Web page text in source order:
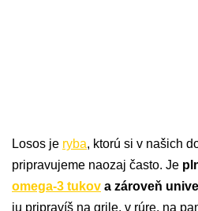
Losos je ryba, ktorú si v našich
pripravujeme naozaj často. Je
omega-3 tukov a zároveň
ju pripravíš na grile, v rúre, na